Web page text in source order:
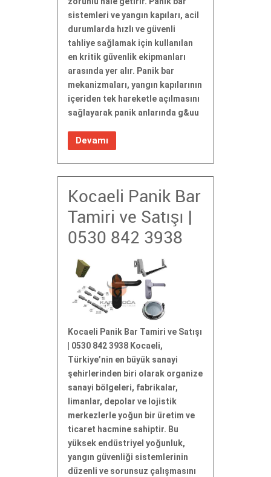
sistemleri ve yangın kapıları, acil
durumlarda hızlı ve güvenli
tahliye sağlamak için kullanılan
en kritik güvenlik ekipmanları
arasında yer alır. Panik bar
mekanizmaları, yangın kapılarının
içeriden tek hareketle açılmasını
sağlayarak panik anlarında g&uu
Devamı
Kocaeli Panik Bar
Tamiri ve Satışı |
0530 842 3938
Kocaeli Panik Bar Tamiri ve Satışı
| 0530 842 3938 Kocaeli,
Türkiye’nin en büyük sanayi
şehirlerinden biri olarak organize
sanayi bölgeleri, fabrikalar,
limanlar, depolar ve lojistik
merkezlerle yoğun bir üretim ve
ticaret hacmine sahiptir. Bu
yüksek endüstriyel yoğunluk,
yangın güvenliği sistemlerinin
düzenli ve sorunsuz çalışmasını